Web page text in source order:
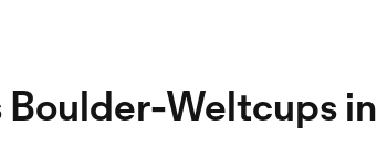
Weltcups in